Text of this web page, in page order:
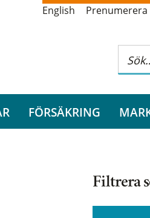
English Prenumerera
FÖRSÄKRING
Filtrera